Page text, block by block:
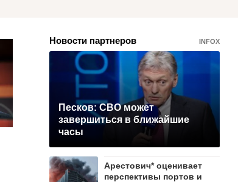
Новости партнеров INFOX
Песков: СВО может
завершиться в ближайшие
часы
Арестович* оценивает
перспективы портов и